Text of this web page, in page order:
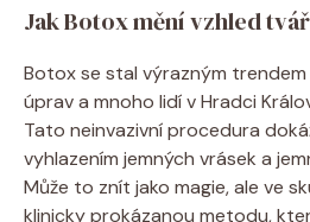
Jak Botox mění vzhled
Botox se stal výrazným
úprav a mnoho lidí v Hradci
Tato neinvazivní procedura
vyhlazením jemných vrásek a
Může to znít jako magie, ale ve
klinicky prokázanou metodu,